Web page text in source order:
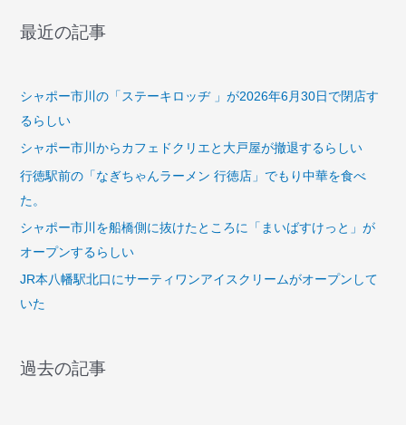
最近の記事
シャポー市川の「ステーキロッヂ 」が2026年6月30日で閉店す
るらしい
シャポー市川からカフェドクリエと大戸屋が撤退するらしい
行徳駅前の「なぎちゃんラーメン 行徳店」でもり中華を食べ
た。
シャポー市川を船橋側に抜けたところに「まいばすけっと」が
オープンするらしい
JR本八幡駅北口にサーティワンアイスクリームがオープンして
いた
過去の記事